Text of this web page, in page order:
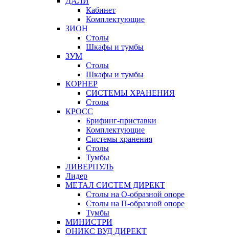
Кабинет
Комплектующие
ЗИОН
Столы
Шкафы и тумбы
ЗУМ
Столы
Шкафы и тумбы
КОРНЕР
СИСТЕМЫ ХРАНЕНИЯ
Столы
КРОСС
Брифинг-приставки
Комплектующие
Системы хранения
Столы
Тумбы
ЛИВЕРПУЛЬ
Лидер
МЕТАЛ СИСТЕМ ДИРЕКТ
Столы на О-образной опоре
Столы на П-образной опоре
Тумбы
МИНИСТРИ
ОНИКС ВУД ДИРЕКТ